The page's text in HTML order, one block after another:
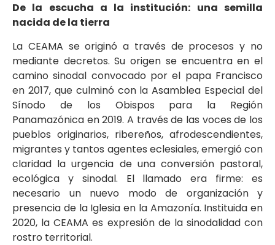
De la escucha a la institución: una semilla
nacida de la tierra
La CEAMA se originó a través de procesos y no
mediante decretos. Su origen se encuentra en el
camino sinodal convocado por el papa Francisco
en 2017, que culminó con la Asamblea Especial del
Sínodo de los Obispos para la Región
Panamazónica en 2019. A través de las voces de los
pueblos originarios, ribereños, afrodescendientes,
migrantes y tantos agentes eclesiales, emergió con
claridad la urgencia de una conversión pastoral,
ecológica y sinodal. El llamado era firme: es
necesario un nuevo modo de organización y
presencia de la Iglesia en la Amazonía. Instituida en
2020, la CEAMA es expresión de la sinodalidad con
rostro territorial.